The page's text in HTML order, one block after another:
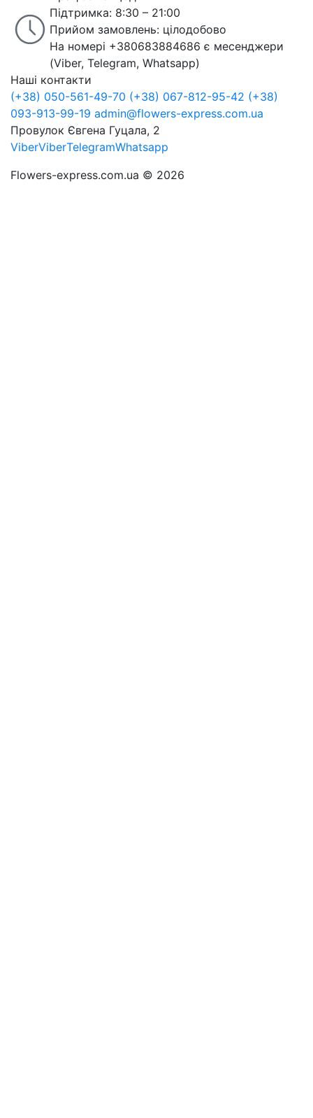
Підтримка: 8:30 – 21:00
Прийом замовлень: цілодобово
На номері +380683884686 є месенджери
(Viber, Telegram, Whatsapp)
Наші контакти
(+38) 050-561-49-70 (+38) 067-812-95-42 (+38)
093-913-99-19 admin@flowers-express.com.ua
Провулок Євгена Гуцала, 2
ViberViberTelegramWhatsapp
Flowers-express.com.ua © 2026